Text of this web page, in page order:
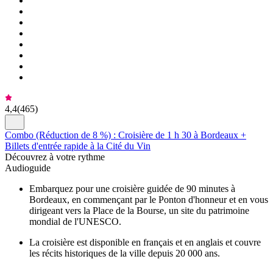
4,4(465)
Combo (Réduction de 8 %) : Croisière de 1 h 30 à Bordeaux +
Billets d'entrée rapide à la Cité du Vin
Découvrez à votre rythme
Audioguide
Embarquez pour une croisière guidée de 90 minutes à
Bordeaux, en commençant par le Ponton d'honneur et en vous
dirigeant vers la Place de la Bourse, un site du patrimoine
mondial de l'UNESCO.
La croisière est disponible en français et en anglais et couvre
les récits historiques de la ville depuis 20 000 ans.